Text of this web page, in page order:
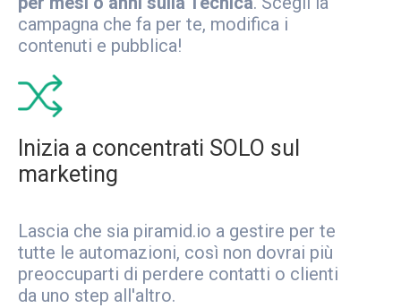
campagna che fa per te, modifica i
contenuti e pubblica!
Inizia a concentrati SOLO sul
marketing
Lascia che sia piramid.io a gestire per te
tutte le automazioni, così non dovrai più
preoccuparti di perdere contatti o clienti
da uno step all'altro.